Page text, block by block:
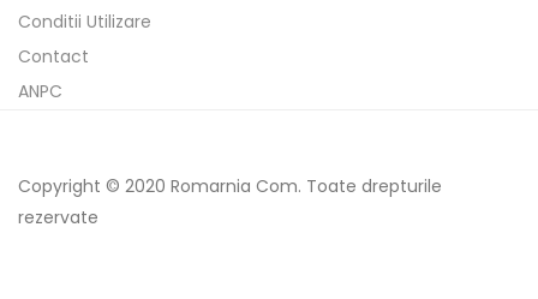
Conditii Utilizare
Contact
ANPC
Copyright © 2020 Romarnia Com. Toate drepturile
rezervate